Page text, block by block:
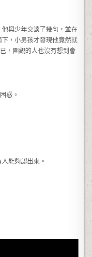
與少年交談了幾句，並在
，小男孩才發現他竟然就
，圍觀的人也沒有想到會
惑。
能夠認出來。